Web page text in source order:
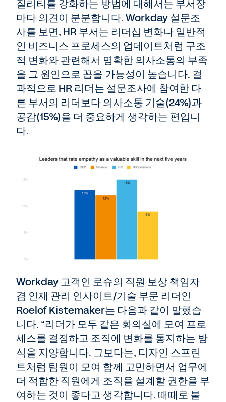
질리티를 강화하는 방법에 대해서는 부서장
마다 의견이 분분합니다. Workday 설문조
사를 보면, HR 부서는 리더십 변화나 일반적
인 비즈니스 프로세스의 업데이트처럼 구조
적 변화와 관련해서 명확한 의사소통의 부족
을 그 원인으로 꼽을 가능성이 높습니다. 결
과적으로 HR 리더는 설문조사에 참여한 다
른 부서의 리더보다 의사소통 기술(24%)과
공감(15%)을 더 중요하게 생각하는 편입니
다.
Workday 고객인 로슈의 직원 보상 책임자
겸 인재 관리 인사이트/기술 부문 리더인
Roelof Kistemaker는 다음과 같이 말했습
니다. “리더가 모두 같은 회의실에 모여 프로
세스를 결정하고 조직에 변화를 통지하는 방
식을 지양합니다. 그보다는, 디자인 스프린
트처럼 팀원이 모여 함께 고민하면서 업무에
더 적합한 직원에게 조직을 설계할 권한을 부
여하는 것이 좋다고 생각합니다. 때때로 불